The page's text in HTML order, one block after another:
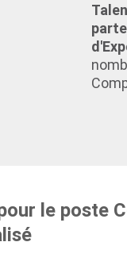
le poste